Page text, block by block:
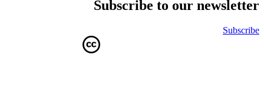
Subscribe to our newsletter
Subscribe